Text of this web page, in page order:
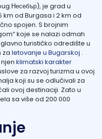
je grad u
od Burgasa i 2 km od
spojen. S brojnim
koje se nalazi odmah
turističko odredište u
za letovanje u Bugarskoj .
klimatski karakter
za razvoj turizma u ovoj
koji su se odlučivali za
ovoj destinaciji. Zato u
sa više od 200 000